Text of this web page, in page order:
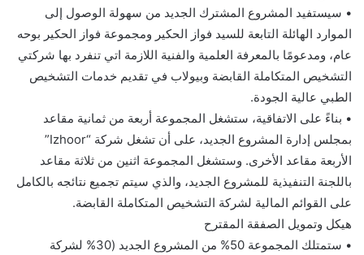
• سيستفيد المشروع المشترك الجديد من سهولة الوصول إلى
الموارد الهائلة التابعة للسيد فواز الحكير ومجموعة فواز الحكير بوحه
عام، ومدعومًا بالمعرفة العلمية والفنية اللازمة اتي تنفرد بها شركتي
التشخيص المتكاملة القابضة وبيولاب في تقديم خدمات التشخيص
الطبي عالية الجودة.
• بناءً على الاتفاقية، ستشغل المجموعة أربعة من ثمانية مقاعد
بمجلس إدارة المشروع الجديد، على أن تشغل شركة “Izhoor”
الأربعة مقاعد الأخرى. وستشغل المجموعة اثنين من ثلاثة مقاعد
باللجنة التنفيذية للمشروع الجديد، والذي سيتم تجميع نتائجه بالكامل
على القوائم المالية لشركة التشخيص المتكاملة القابضة.
هيكل وتمويل الصفقة المقترح
• ستمتلك المجموعة 50% من المشروع الجديد (30% لشركة